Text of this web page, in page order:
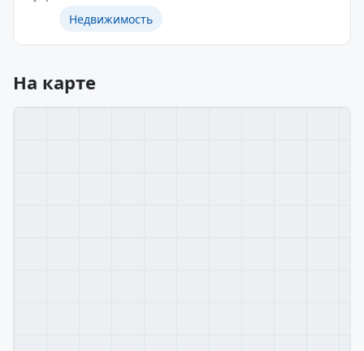
Недвижимость
На карте